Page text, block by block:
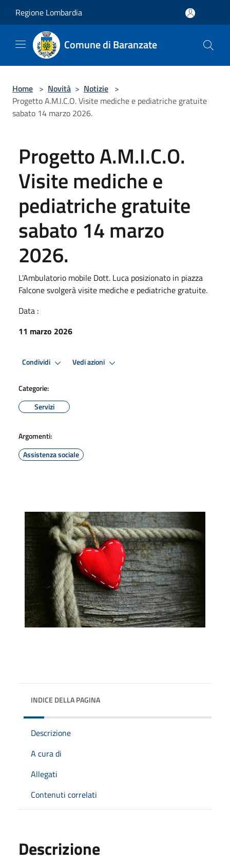
Regione Lombardia
Comune di Baranzate
Home > Novità > Notizie >
Progetto A.M.I.C.O. Visite mediche e pediatriche gratuite
sabato 14 marzo 2026.
Progetto A.M.I.C.O.
Visite mediche e
pediatriche gratuite
sabato 14 marzo
2026.
L'Ambulatorio mobile Dott. Luca posizionato in piazza
Falcone svolgerà visite mediche e pediatriche gratuite.
Data :
11 marzo 2026
Condividi Vedi azioni
Categorie:
Servizi
Argomenti:
Assistenza sociale
INDICE DELLA PAGINA
Descrizione
A cura di
Allegati
Contenuti correlati
Descrizione